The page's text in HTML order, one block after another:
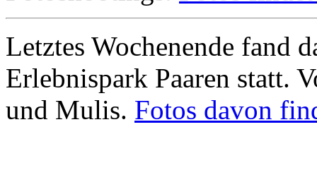
Letztes Wochenende fand
Erlebnispark Paaren statt.
und Mulis. Fotos davon